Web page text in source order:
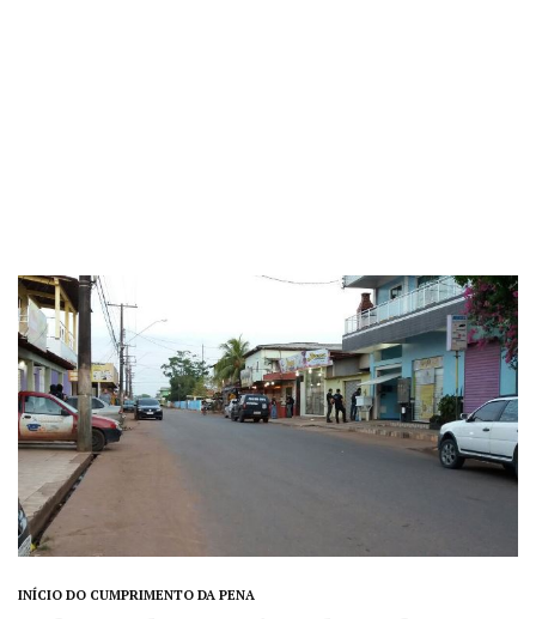
INÍCIO DO CUMPRIMENTO DA PENA